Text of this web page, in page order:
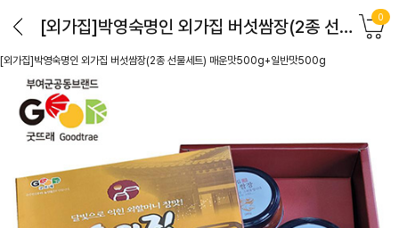
[외가집]박영숙명인 외가집 버섯쌈장(2종 선물세트) 매운맛500g+일반맛500g 0
[외가집]박영숙명인 외가집 버섯쌈장(2종 선물세트) 매운맛500g+일반맛500g